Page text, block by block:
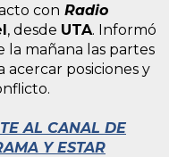
con Radio
, desde UTA. Informó
la mañana las partes
posiciones y
AL CANAL DE
Y ESTAR